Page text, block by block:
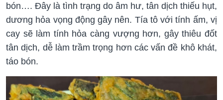
bón…. Đây là tình trạng do âm hư, tân dịch thiếu hụt,
dương hỏa vọng động gây nên. Tía tô với tính ấm, vị
cay sẽ làm tính hỏa càng vượng hơn, gây thiêu đốt
tân dịch, dễ làm trầm trọng hơn các vấn đề khô khát,
táo bón.